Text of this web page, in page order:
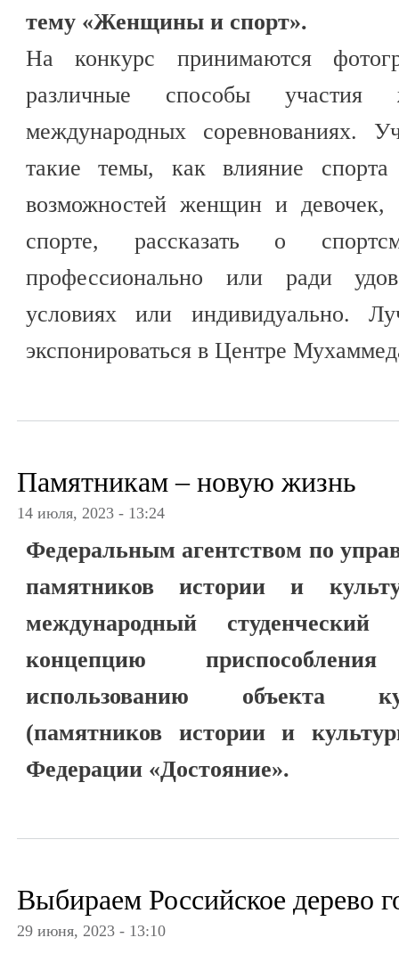
тему «Женщины и спорт».
На конкурс принимаются
различные способы участия
международных соревнованиях.
такие темы, как влияние
возможностей женщин и девочек,
спорте, рассказать о
профессионально или ради
условиях или индивидуально.
экспонироваться в Центре
Памятникам – новую жизнь
14 июля, 2023 - 13:24
Федеральным агентством по
памятников истории и
международный
концепцию
использованию объекта
(памятников истории и
Федерации «Достояние».
Выбираем Российское дерево
29 июня, 2023 - 13:10